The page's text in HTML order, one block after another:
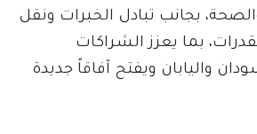
بجانب تبادل الخبرات ونقل
بما يعزز الشراكات
واليابان ويفتح آفاقاً جديدة